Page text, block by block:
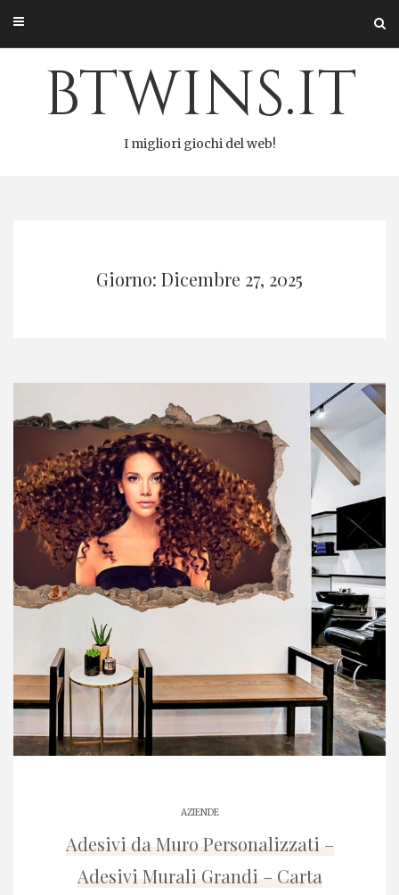
contenuto
btwins.it
I migliori giochi del web!
Giorno: Dicembre 27, 2025
AZIENDE
Adesivi da Muro Personalizzati –
Adesivi Murali Grandi – Carta